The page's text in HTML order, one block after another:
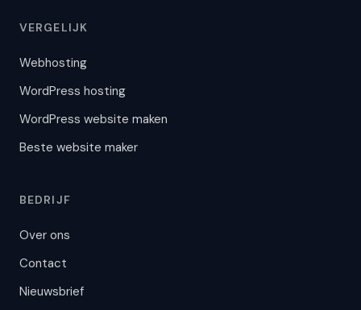
VERGELIJK
Webhosting
WordPress hosting
WordPress website maken
Beste website maker
BEDRIJF
Over ons
Contact
Nieuwsbrief
Welke hosting past bij mij?